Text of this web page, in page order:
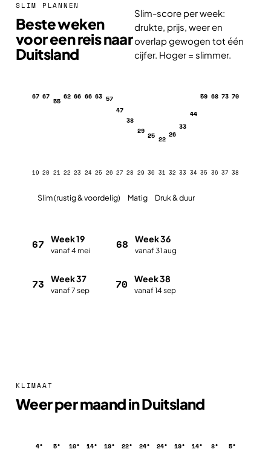
SLIM PLANNEN
Beste weken
voor een reis naar
Duitsland
Slim-score per week:
drukte, prijs, weer en
overlap gewogen tot één
cijfer. Hoger = slimmer.
67
19
67
20
55
21
62
22
66
23
66
24
63
25
57
26
47
27
38
28
29
29
25
30
22
31
26
32
33
33
44
34
59
35
68
36
73
37
70
38
Slim (rustig & voordelig) Matig Druk & duur
67 Week 19
vanaf 4 mei 68 Week 36
vanaf 31 aug
73 Week 37
vanaf 7 sep 70 Week 38
vanaf 14 sep
KLIMAAT
Weer per maand in Duitsland
4° 5° 10° 14° 19° 22° 24° 24° 19° 14° 8° 5°